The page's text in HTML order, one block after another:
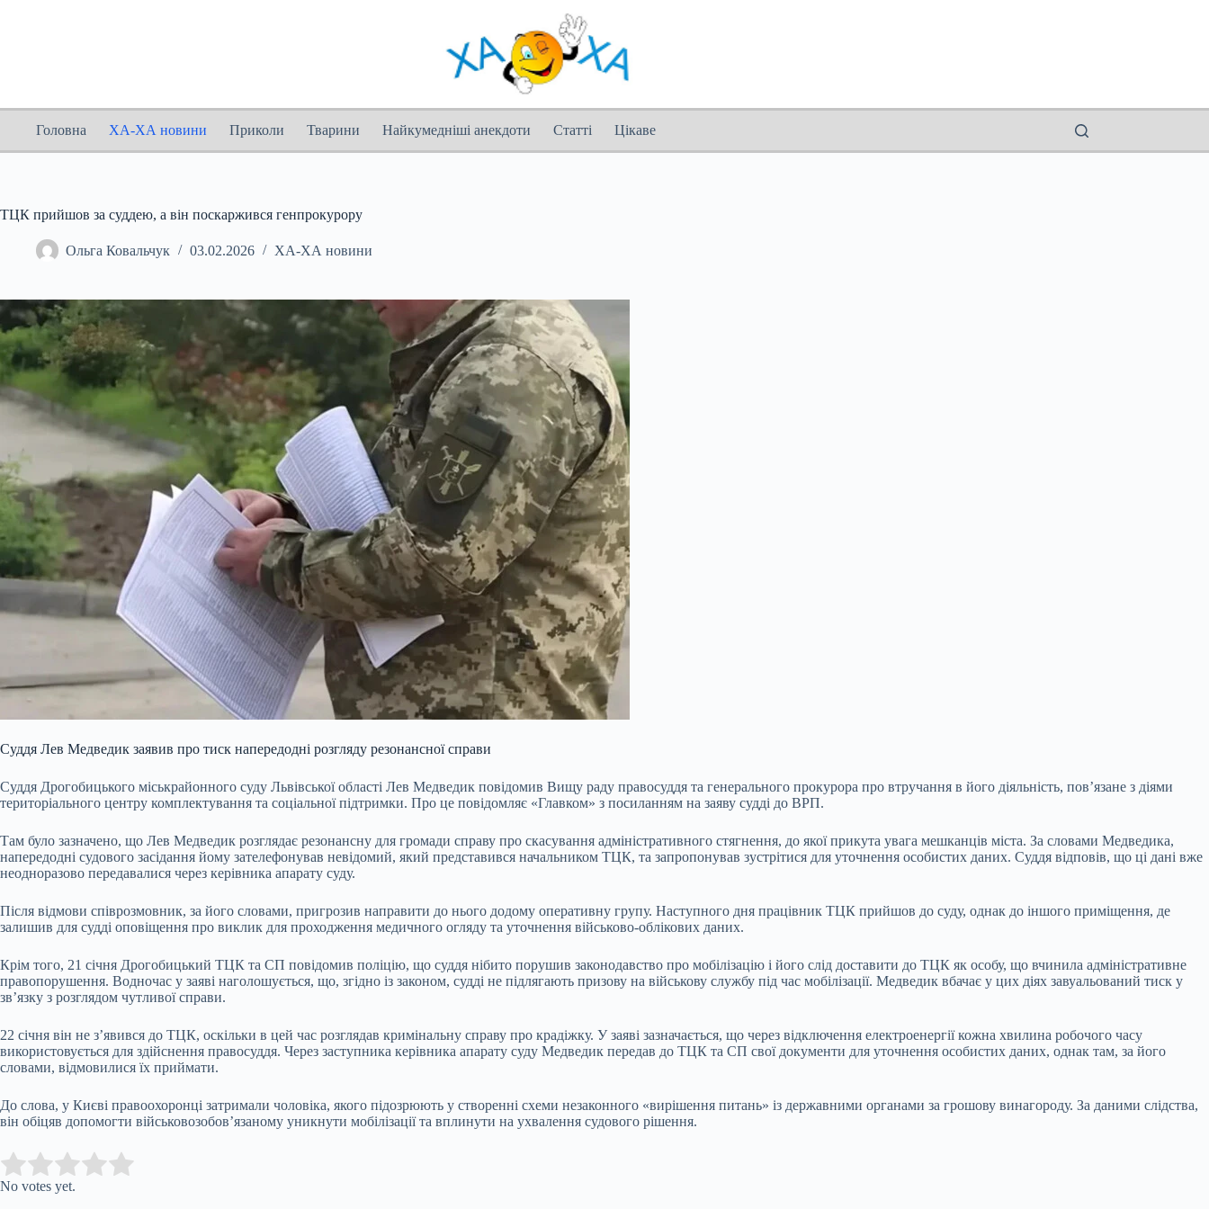
Головна ХА-ХА новини Приколи Тварини Найкумедніші анекдоти Статті Цікаве
ТЦК прийшов за суддею, а він поскаржився генпрокурору
Ольга Ковальчук 03.02.2026 ХА-ХА новини
Суддя Лев Медведик заявив про тиск напередодні розгляду резонансної справи
Суддя Дрогобицького міськрайонного суду Львівської області Лев Медведик повідомив Вищу раду правосуддя та генерального прокурора про втручання в його діяльність, пов’язане з діями
територіального центру комплектування та соціальної підтримки. Про це повідомляє «Главком» з посиланням на заяву судді до ВРП.
Там було зазначено, що Лев Медведик розглядає резонансну для громади справу про скасування адміністративного стягнення, до якої прикута увага мешканців міста. За словами Медведика,
напередодні судового засідання йому зателефонував невідомий, який представився начальником ТЦК, та запропонував зустрітися для уточнення особистих даних. Суддя відповів, що ці дані вже
неодноразово передавалися через керівника апарату суду.
Після відмови співрозмовник, за його словами, пригрозив направити до нього додому оперативну групу. Наступного дня працівник ТЦК прийшов до суду, однак до іншого приміщення, де
залишив для судді оповіщення про виклик для проходження медичного огляду та уточнення військово-облікових даних.
Крім того, 21 січня Дрогобицький ТЦК та СП повідомив поліцію, що суддя нібито порушив законодавство про мобілізацію і його слід доставити до ТЦК як особу, що вчинила адміністративне
правопорушення. Водночас у заяві наголошується, що, згідно із законом, судді не підлягають призову на військову службу під час мобілізації. Медведик вбачає у цих діях завуальований тиск у
зв’язку з розглядом чутливої справи.
22 січня він не з’явився до ТЦК, оскільки в цей час розглядав кримінальну справу про крадіжку. У заяві зазначається, що через відключення електроенергії кожна хвилина робочого часу
використовується для здійснення правосуддя. Через заступника керівника апарату суду Медведик передав до ТЦК та СП свої документи для уточнення особистих даних, однак там, за його
словами, відмовилися їх приймати.
До слова, у Києві правоохоронці затримали чоловіка, якого підозрюють у створенні схеми незаконного «вирішення питань» із державними органами за грошову винагороду. За даними слідства,
він обіцяв допомогти військовозобов’язаному уникнути мобілізації та вплинути на ухвалення судового рішення.
Rate this item:
No votes yet.